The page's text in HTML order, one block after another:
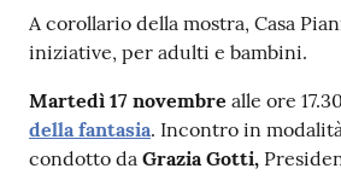
A corollario della mostra, Casa
iniziative, per adulti e bambini.
Martedì 17 novembre alle ore 17.30
della fantasia. Incontro in
condotto da Grazia Gotti,